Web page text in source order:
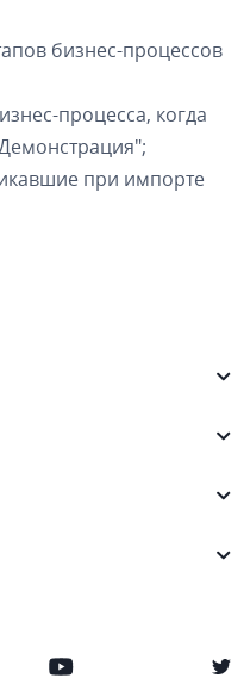
бизнес-процессов
процесса, когда
при импорте